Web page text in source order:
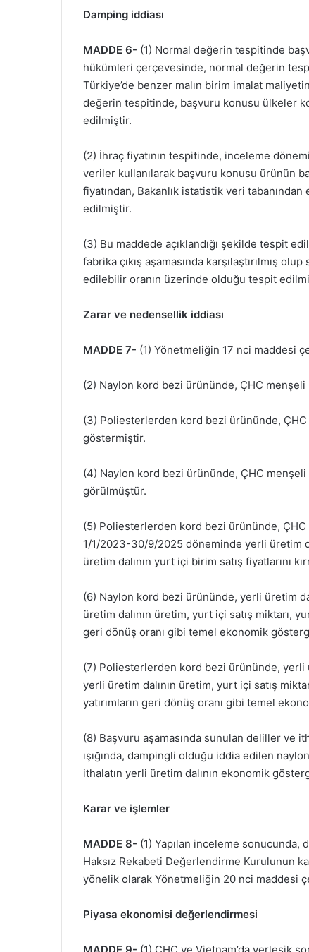
Damping iddiası
MADDE 6- (1) Normal değerin tespitinde
hükümleri çerçevesinde, normal değerin
Türkiye’de benzer malın birim imalat
değerin tespitinde, başvuru konusu ülkeler
edilmiştir.
(2) İhraç fiyatının tespitinde, inceleme
veriler kullanılarak başvuru konusu ürünün
fiyatından, Bakanlık istatistik veri
edilmiştir.
(3) Bu maddede açıklandığı şekilde tespit
fabrika çıkış aşamasında karşılaştırılmış
edilebilir oranın üzerinde olduğu tespit
Zarar ve nedensellik iddiası
MADDE 7- (1) Yönetmeliğin 17 nci maddesi
(2) Naylon kord bezi ürününde, ÇHC
(3) Poliesterlerden kord bezi ürününde,
göstermiştir.
(4) Naylon kord bezi ürününde, ÇHC menşeli
görülmüştür.
(5) Poliesterlerden kord bezi ürününde, ÇHC
1/1/2023-30/9/2025 döneminde yerli üretim
üretim dalının yurt içi birim satış fiyatlarını
(6) Naylon kord bezi ürününde, yerli üretim
üretim dalının üretim, yurt içi satış miktarı,
geri dönüş oranı gibi temel ekonomik
(7) Poliesterlerden kord bezi ürününde, yerli
yerli üretim dalının üretim, yurt içi satış
yatırımların geri dönüş oranı gibi temel
(8) Başvuru aşamasında sunulan deliller ve
ışığında, dampingli olduğu iddia edilen
ithalatın yerli üretim dalının ekonomik
Karar ve işlemler
MADDE 8- (1) Yapılan inceleme sonucunda,
Haksız Rekabeti Değerlendirme Kurulunun
yönelik olarak Yönetmeliğin 20 nci maddesi
Piyasa ekonomisi değerlendirmesi
MADDE 9- (1) ÇHC ve Vietnam’da yerleşik